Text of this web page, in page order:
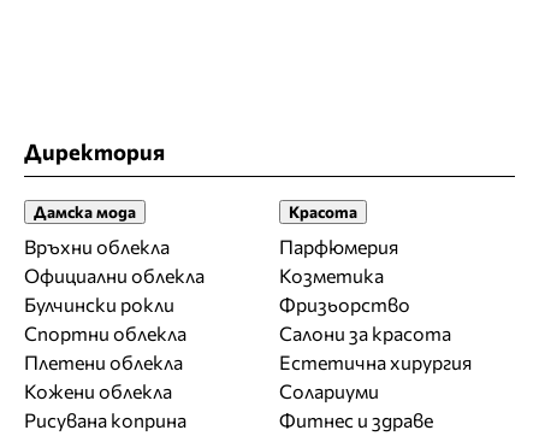
Директория
Дамска мода
Връхни облекла
Официални облекла
Булчински рокли
Спортни облекла
Плетени облекла
Кожени облекла
Рисувана коприна
Красота
Парфюмерия
Козметика
Фризьорство
Салони за красота
Естетична хирургия
Солариуми
Фитнес и здраве